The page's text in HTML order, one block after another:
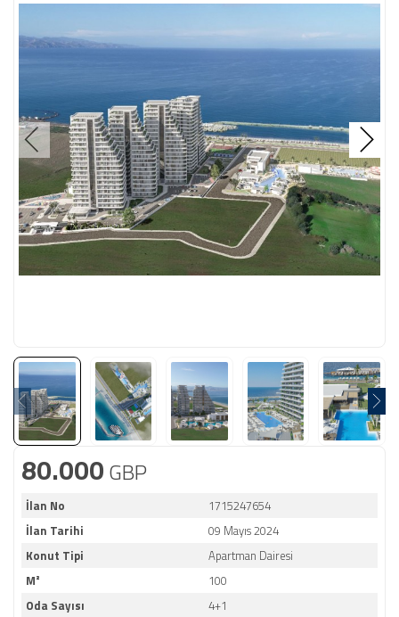
80.000GBP
İlan No
İlan Tarihi
Konut Tipi
M²
Oda Sayısı
1715247654
09 Mayıs 2024
Apartman Dairesi
100
4+1